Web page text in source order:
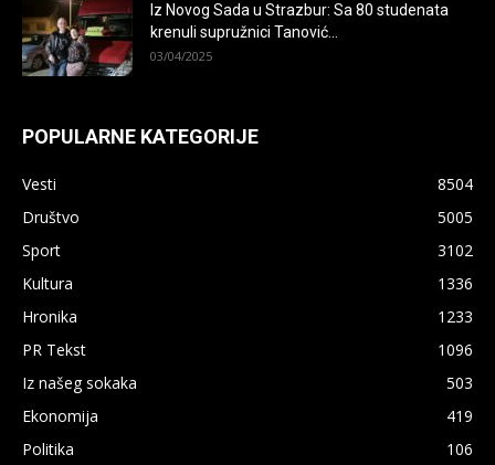
Iz Novog Sada u Strazbur: Sa 80 studenata
krenuli supružnici Tanović...
03/04/2025
POPULARNE KATEGORIJE
Vesti
8504
Društvo
5005
Sport
3102
Kultura
1336
Hronika
1233
PR Tekst
1096
Iz našeg sokaka
503
Ekonomija
419
Politika
106